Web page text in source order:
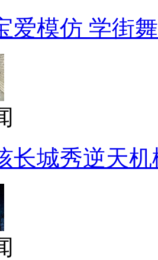
爱模仿 学街
长城秀逆天机